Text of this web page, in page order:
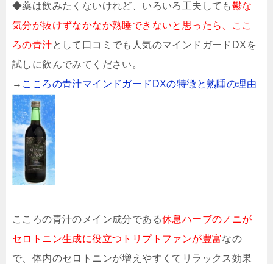
◆薬は飲みたくないけれど、いろいろ工夫しても鬱な
気分が抜けずなかなか熟睡できないと思ったら、ここ
ろの青汁として口コミでも人気のマインドガードDXを
試しに飲んでみてください。
→ こころの青汁マインドガードDXの特徴と熟睡の理由
こころの青汁のメイン成分である休息ハーブのノニが
セロトニン生成に役立つトリプトファンが豊富なの
で、体内のセロトニンが増えやすくてリラックス効果